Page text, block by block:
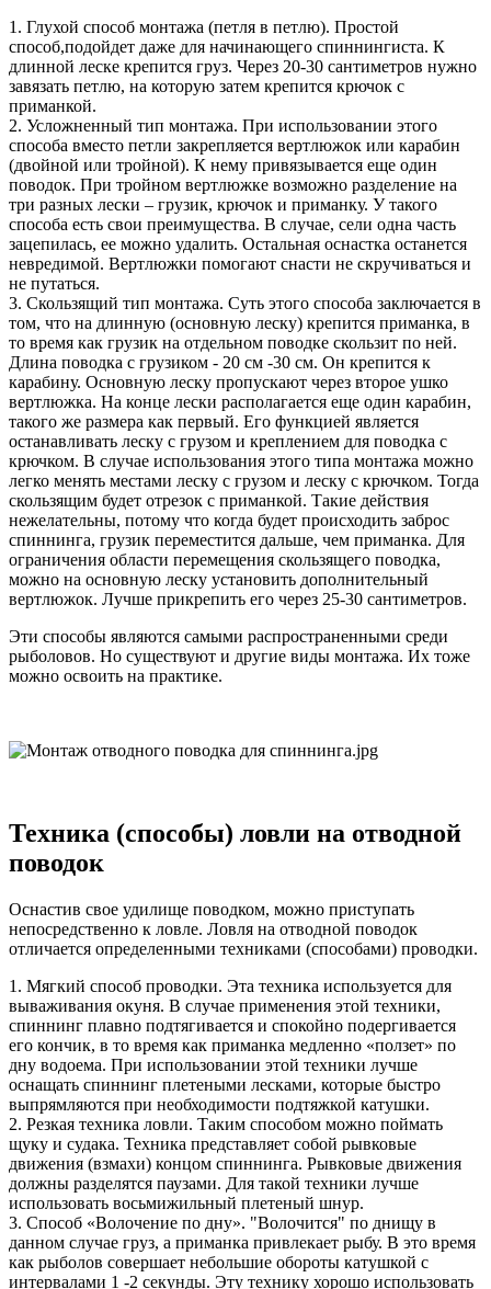
1. Глухой способ монтажа (петля в петлю). Простой
способ,подойдет даже для начинающего спиннингиста. К
длинной леске крепится груз. Через 20-30 сантиметров нужно
завязать петлю, на которую затем крепится крючок с
приманкой.
2. Усложненный тип монтажа. При использовании этого
способа вместо петли закрепляется вертлюжок или карабин
(двойной или тройной). К нему привязывается еще один
поводок. При тройном вертлюжке возможно разделение на
три разных лески – грузик, крючок и приманку. У такого
способа есть свои преимущества. В случае, сели одна часть
зацепилась, ее можно удалить. Остальная оснастка останется
невредимой. Вертлюжки помогают снасти не скручиваться и
не путаться.
3. Скользящий тип монтажа. Суть этого способа заключается в
том, что на длинную (основную леску) крепится приманка, в
то время как грузик на отдельном поводке скользит по ней.
Длина поводка с грузиком - 20 см -30 см. Он крепится к
карабину. Основную леску пропускают через второе ушко
вертлюжка. На конце лески располагается еще один карабин,
такого же размера как первый. Его функцией является
останавливать леску с грузом и креплением для поводка с
крючком. В случае использования этого типа монтажа можно
легко менять местами леску с грузом и леску с крючком. Тогда
скользящим будет отрезок с приманкой. Такие действия
нежелательны, потому что когда будет происходить заброс
спиннинга, грузик переместится дальше, чем приманка. Для
ограничения области перемещения скользящего поводка,
можно на основную леску установить дополнительный
вертлюжок. Лучше прикрепить его через 25-30 сантиметров.
Эти способы являются самыми распространенными среди
рыболовов. Но существуют и другие виды монтажа. Их тоже
можно освоить на практике.
Техника (способы) ловли на отводной
поводок
Оснастив свое удилище поводком, можно приступать
непосредственно к ловле. Ловля на отводной поводок
отличается определенными техниками (способами) проводки.
1. Мягкий способ проводки. Эта техника используется для
вываживания окуня. В случае применения этой техники,
спиннинг плавно подтягивается и спокойно подергивается
его кончик, в то время как приманка медленно «ползет» по
дну водоема. При использовании этой техники лучше
оснащать спиннинг плетеными лесками, которые быстро
выпрямляются при необходимости подтяжкой катушки.
2. Резкая техника ловли. Таким способом можно поймать
щуку и судака. Техника представляет собой рывковые
движения (взмахи) концом спиннинга. Рывковые движения
должны разделятся паузами. Для такой техники лучше
использовать восьмижильный плетеный шнур.
3. Способ «Волочение по дну». "Волочится" по днищу в
данном случае груз, а приманка привлекает рыбу. В это время
как рыболов совершает небольшие обороты катушкой с
интервалами 1 -2 секунды. Эту технику хорошо использовать